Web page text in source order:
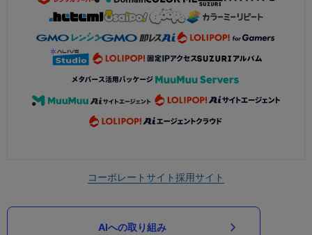
コーポレートサイト採用サイト
AIへの取り組み